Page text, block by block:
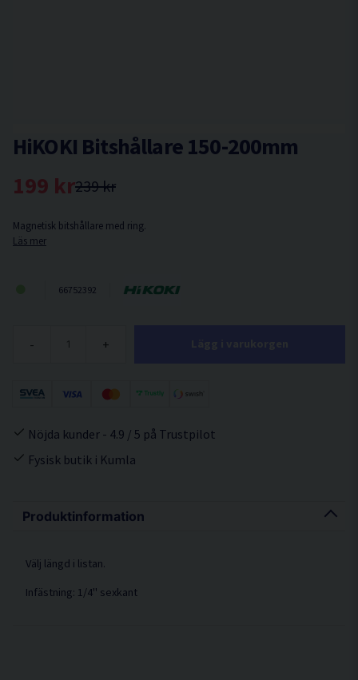
Produktinformation
Välj längd i listan.
Infästning: 1/4'' sexkant
HiKOKI Bitshållare 150-200mm
239 kr
199 kr
Magnetisk bitshållare med ring.
Läs mer
66752392
- +
Nöjda kunder - 4.9 / 5 på Trustpilot
Fysisk butik i Kumla